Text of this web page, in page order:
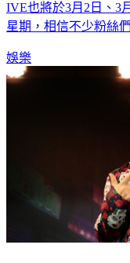
IVE也將於3月2日、3
星期，相信不少粉絲
娛樂